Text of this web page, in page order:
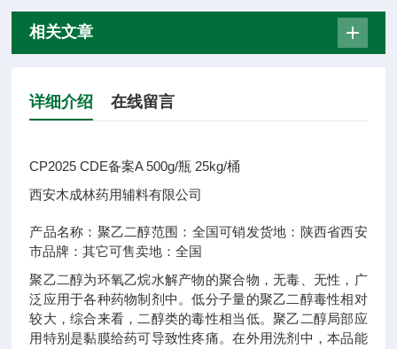
相关文章
详细介绍 在线留言
CP2025 CDE备案A 500g/瓶 25kg/桶
西安木成林药用辅料有限公司
产品名称： 聚乙二醇范围： 全国可销发货地： 陕西省西安
市品牌：其它可售卖地：全国
聚乙二醇为环氧乙烷水解产物的聚合物，无毒、无性，广
泛应用于各种药物制剂中。低分子量的聚乙二醇毒性相对
较大，综合来看，二醇类的毒性相当低。聚乙二醇局部应
用特别是黏膜给药可导致性疼痛。在外用洗剂中，本品能